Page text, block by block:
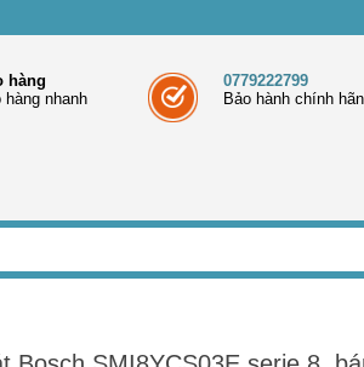
hàng
hàng nhanh
0779222799
Bảo hành chính